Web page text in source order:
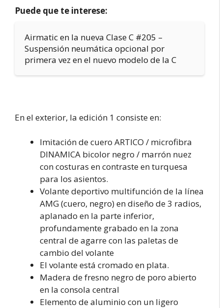
Puede que te interese:
Airmatic en la nueva Clase C #205 –
Suspensión neumática opcional por
primera vez en el nuevo modelo de la C
En el exterior, la edición 1 consiste en:
Imitación de cuero ARTICO / microfibra
DINAMICA bicolor negro / marrón nuez
con costuras en contraste en turquesa
para los asientos.
Volante deportivo multifunción de la línea
AMG (cuero, negro) en diseño de 3 radios,
aplanado en la parte inferior,
profundamente grabado en la zona
central de agarre con las paletas de
cambio del volante
El volante está cromado en plata.
Madera de fresno negro de poro abierto
en la consola central
Elemento de aluminio con un ligero